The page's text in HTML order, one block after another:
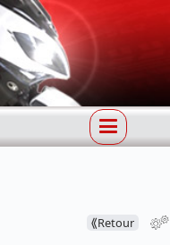
⟪Retour